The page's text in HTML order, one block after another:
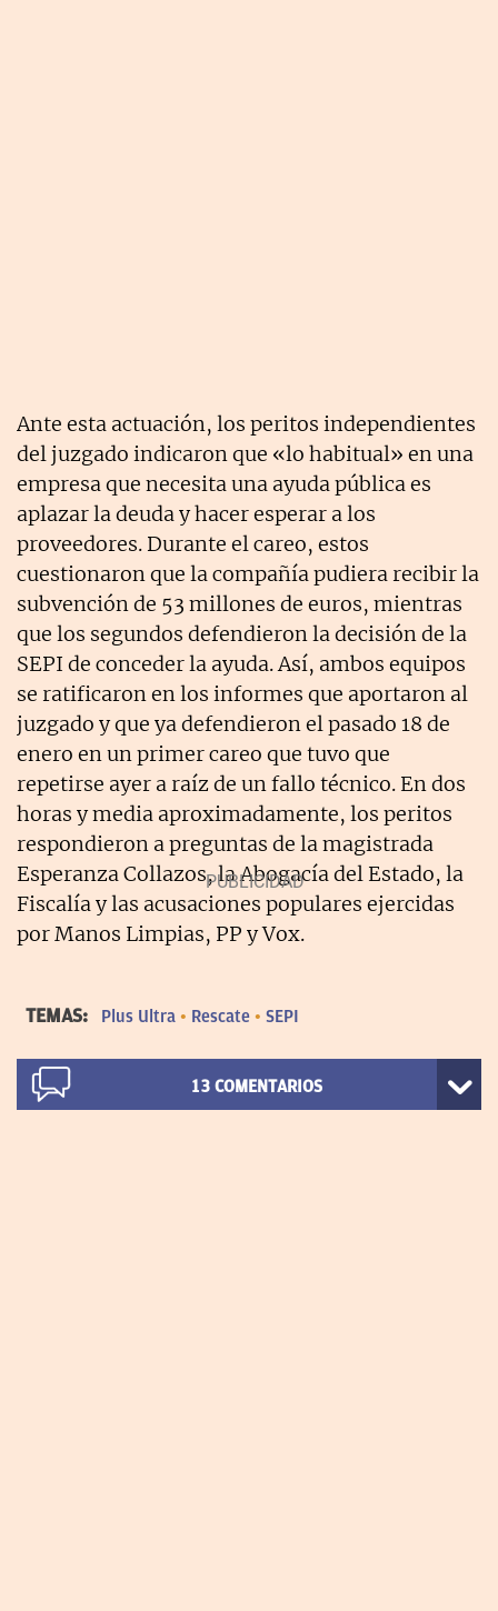
Ante esta actuación, los peritos independientes
del juzgado indicaron que «lo habitual» en una
empresa que necesita una ayuda pública es
aplazar la deuda y hacer esperar a los
proveedores. Durante el careo, estos
cuestionaron que la compañía pudiera recibir la
subvención de 53 millones de euros, mientras
que los segundos defendieron la decisión de la
SEPI de conceder la ayuda. Así, ambos equipos
se ratificaron en los informes que aportaron al
juzgado y que ya defendieron el pasado 18 de
enero en un primer careo que tuvo que
repetirse ayer a raíz de un fallo técnico. En dos
horas y media aproximadamente, los peritos
respondieron a preguntas de la magistrada
Esperanza Collazos, la Abogacía del Estado, la
Fiscalía y las acusaciones populares ejercidas
por Manos Limpias, PP y Vox.
TEMAS: Plus Ultra Rescate SEPI
13 COMENTARIOS